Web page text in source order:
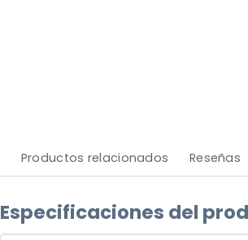
Productos relacionados Reseñas
Especificaciones del